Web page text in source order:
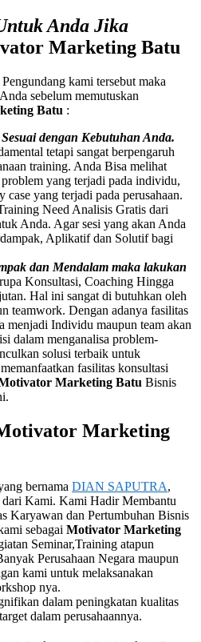
Anda Jika
Marketing Batu
kami tersebut maka
sebelum memutuskan
Batu :
dengan Kebutuhan Anda.
tetapi sangat berpengaruh
training. Anda Bisa melihat
yang terjadi pada individu,
case yang terjadi pada perusahaan.
Need Analisis Gratis dari
Anda. Agar sesi yang akan Anda
Aplikatif dan Solutif bagi
dan Mendalam maka lakukan
Konsultasi, Coaching Hingga
Hal ini sangat di butuhkan oleh
teamwork. Dengan adanya fasilitas
menjadi Individu maupun team akan
dalam menganalisa problem-
solusi terbaik untuk
fasilitas konsultasi
Marketing Batu Bisnis
Marketing
bernama DIAN SAPUTRA,
Kami. Kami Hadir Membantu
Karyawan dan Pertumbuhan Bisnis
sebagai Motivator Marketing
Seminar,Training atapun
Perusahaan Negara maupun
kami untuk melaksanakan
nya.
dalam peningkatan kualitas
dalam perusahaannya.